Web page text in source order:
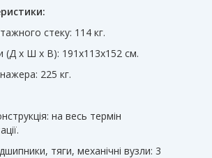
стеку: 114 кг.
(Д х Ш х В): 191x113x152 см.
225 кг.
на весь термін
тяги, механічні вузли: 3